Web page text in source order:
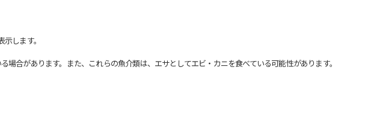
します。
合があります。また、これらの魚介類は、エサとしてエビ・カニを食べている可能性があります。